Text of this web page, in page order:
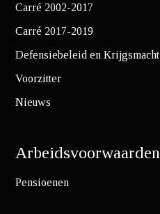
Carré 2002-2017
Carré 2017-2019
Defensiebeleid en Krijgsmacht
Voorzitter
Nieuws
Arbeidsvoorwaarden
Pensioenen